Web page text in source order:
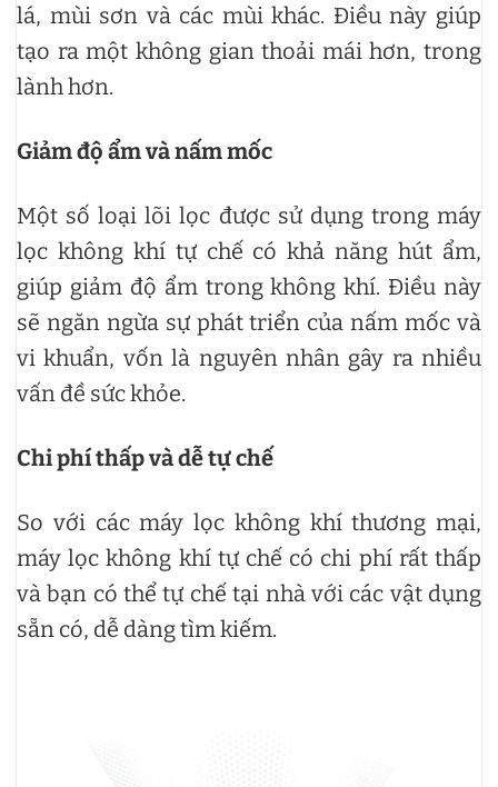
lá, mùi sơn và các mùi khác. Điều này giúp
tạo ra một không gian thoải mái hơn, trong
lành hơn.
Giảm độ ẩm và nấm mốc
Một số loại lõi lọc được sử dụng trong máy
lọc không khí tự chế có khả năng hút ẩm,
giúp giảm độ ẩm trong không khí. Điều này
sẽ ngăn ngừa sự phát triển của nấm mốc và
vi khuẩn, vốn là nguyên nhân gây ra nhiều
vấn đề sức khỏe.
Chi phí thấp và dễ tự chế
So với các máy lọc không khí thương mại,
máy lọc không khí tự chế có chi phí rất thấp
và bạn có thể tự chế tại nhà với các vật dụng
sẵn có, dễ dàng tìm kiếm.